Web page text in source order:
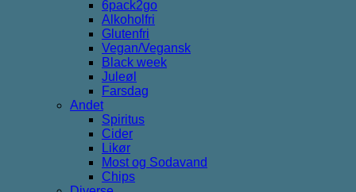
6pack2go
Alkoholfri
Glutenfri
Vegan/Vegansk
Black week
Juleøl
Farsdag
Andet
Spiritus
Cider
Likør
Most og Sodavand
Chips